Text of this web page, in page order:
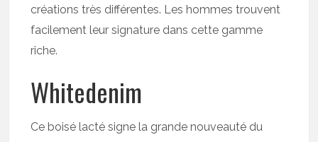
créations très différentes. Les hommes trouvent
facilement leur signature dans cette gamme
riche.
Whitedenim
Ce boisé lacté signe la grande nouveauté du